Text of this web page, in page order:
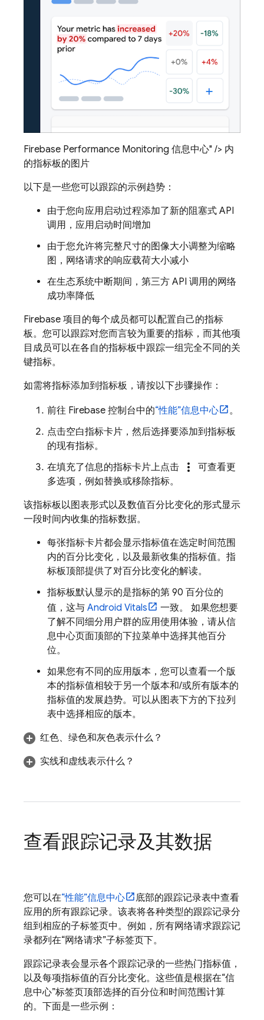
Firebase Performance Monitoring 信息中心" /> 内
的指标板的图片
以下是一些您可以跟踪的示例趋势：
由于您向应用启动过程添加了新的阻塞式 API
调用，应用启动时间增加
由于您允许将完整尺寸的图像大小调整为缩略
图，网络请求的响应载荷大小减小
在生态系统中断期间，第三方 API 调用的网络
成功率降低
Firebase 项目的每个成员都可以配置自己的指标
板。您可以跟踪对您而言较为重要的指标，而其他项
目成员可以在各自的指标板中跟踪一组完全不同的关
键指标。
如需将指标添加到指标板，请按以下步骤操作：
前往 Firebase 控制台中的“性能”信息中心
。
点击空白指标卡片，然后选择要添加到指标板
的现有指标。
在填充了信息的指标卡片上点击
more_vert
可查看更
多选项，例如替换或移除指标。
该指标板以图表形式以及数值百分比变化的形式显示
一段时间内收集的指标数据。
每张指标卡片都会显示指标值在选定时间范围
内的百分比变化，以及最新收集的指标值。指
标板顶部提供了对百分比变化的解读。
指标板默认显示的是指标的第 90 百分位的
值，这与 Android Vitals
一致。 如果您想要
了解不同细分用户群的应用使用体验，请从信
息中心页面顶部的下拉菜单中选择其他百分
位。
如果您有不同的应用版本，您可以查看一个版
本的指标值相较于另一个版本和/或所有版本的
指标值的发展趋势。 可以从图表下方的下拉列
表中选择相应的版本。
红色、绿色和灰色表示什么？
实线和虚线表示什么？
查看跟踪记录及其数据
您可以在“性能”信息中心
底部的跟踪记录表中查看
应用的所有跟踪记录。该表将各种类型的跟踪记录分
组到相应的子标签页中。例如，所有网络请求跟踪记
录都列在“网络请求”子标签页下。
跟踪记录表会显示各个跟踪记录的一些热门指标值，
以及每项指标值的百分比变化。这些值是根据在“信
息中心”标签页顶部选择的百分位和时间范围计算
的。下面是一些示例：